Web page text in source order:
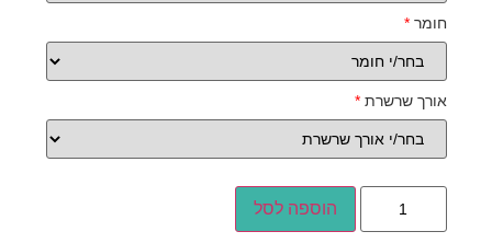
חומר*
אורך שרשרת*
הוספה לסל